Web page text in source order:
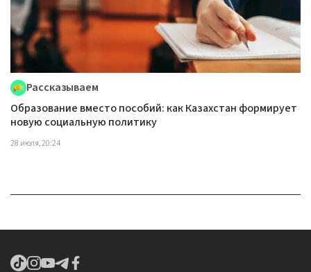
Рассказываем
Образование вместо пособий: как Казахстан формирует
новую социальную политику
28 июля, 20:24